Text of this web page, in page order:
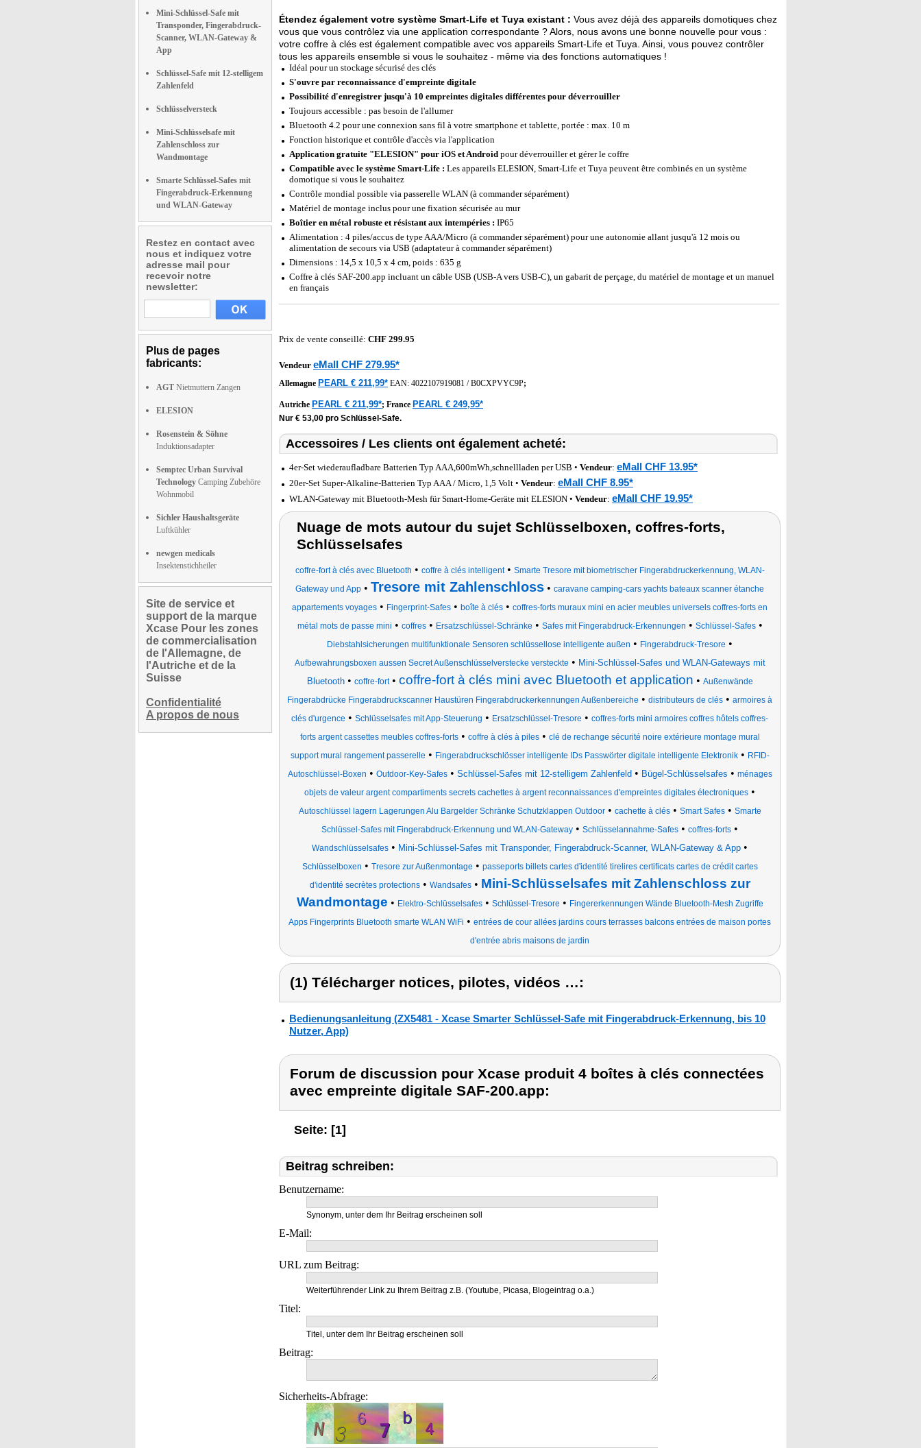
Mini-Schlüssel-Safe mit
Transponder, Fingerabdruck-
Scanner, WLAN-Gateway &
App
Schlüssel-Safe mit 12-stelligem
Zahlenfeld
Schlüsselversteck
Mini-Schlüsselsafe mit
Zahlenschloss zur
Wandmontage
Smarte Schlüssel-Safes mit
Fingerabdruck-Erkennung
und WLAN-Gateway
Restez en contact avec
nous et indiquez votre
adresse mail pour
recevoir notre
newsletter:
Plus de pages
fabricants:
AGT Nietmuttern Zangen
ELESION
Rosenstein & Söhne
Induktionsadapter
Semptec Urban Survival
Technology Camping Zubehöre
Wohnmobil
Sichler Haushaltsgeräte
Luftkühler
newgen medicals
Insektenstichheiler
Site de service et
support de la marque
Xcase Pour les zones
de commercialisation
de l'Allemagne, de
l'Autriche et de la
Suisse
Confidentialité
A propos de nous
Étendez également votre système Smart-Life et Tuya existant : Vous avez déjà des appareils domotiques chez
vous que vous contrôlez via une application correspondante ? Alors, nous avons une bonne nouvelle pour vous :
votre coffre à clés est également compatible avec vos appareils Smart-Life et Tuya. Ainsi, vous pouvez contrôler
tous les appareils ensemble si vous le souhaitez - même via des fonctions automatiques !
Idéal pour un stockage sécurisé des clés
S'ouvre par reconnaissance d'empreinte digitale
Possibilité d'enregistrer jusqu'à 10 empreintes digitales différentes pour déverrouiller
Toujours accessible : pas besoin de l'allumer
Bluetooth 4.2 pour une connexion sans fil à votre smartphone et tablette, portée : max. 10 m
Fonction historique et contrôle d'accès via l'application
Application gratuite "ELESION" pour iOS et Android pour déverrouiller et gérer le coffre
Compatible avec le système Smart-Life : Les appareils ELESION, Smart-Life et Tuya peuvent être combinés en un système
domotique si vous le souhaitez
Contrôle mondial possible via passerelle WLAN (à commander séparément)
Matériel de montage inclus pour une fixation sécurisée au mur
Boîtier en métal robuste et résistant aux intempéries : IP65
Alimentation : 4 piles/accus de type AAA/Micro (à commander séparément) pour une autonomie allant jusqu'à 12 mois ou
alimentation de secours via USB (adaptateur à commander séparément)
Dimensions : 14,5 x 10,5 x 4 cm, poids : 635 g
Coffre à clés SAF-200.app incluant un câble USB (USB-A vers USB-C), un gabarit de perçage, du matériel de montage et un manuel
en français
Prix de vente conseillé: CHF 299.95
Vendeur eMall CHF 279.95*
Allemagne PEARL € 211,99* EAN: 4022107919081 /B0CXPVYC9P;
Autriche PEARL € 211,99*; France PEARL € 249,95*
Nur € 53,00 pro Schlüssel-Safe.
Accessoires / Les clients ont également acheté:
4er-Set wiederaufladbare Batterien Typ AAA,600mWh,schnellladen per USB • Vendeur: eMall CHF 13.95*
20er-Set Super-Alkaline-Batterien Typ AAA / Micro, 1,5 Volt • Vendeur: eMall CHF 8.95*
WLAN-Gateway mit Bluetooth-Mesh für Smart-Home-Geräte mit ELESION • Vendeur: eMall CHF 19.95*
Nuage de mots autour du sujet Schlüsselboxen, coffres-forts,
Schlüsselsafes
coffre-fort à clés avec Bluetooth • coffre à clés intelligent• Smarte Tresore mit biometrischer Fingerabdruckerkennung, WLAN-
Gateway und App • Tresore mit Zahlenschloss • caravane camping-cars yachts bateaux scanner étanche
appartements voyages • Fingerprint-Safes • boîte à clés • coffres-forts muraux mini en acier meubles universels coffres-forts en
métal mots de passe mini • coffres• Ersatzschlüssel-Schränke • Safes mit Fingerabdruck-Erkennungen • Schlüssel-Safes•
Diebstahlsicherungen multifunktionale Sensoren schlüssellose intelligente außen • Fingerabdruck-Tresore •
Aufbewahrungsboxen aussen Secret Außenschlüsselverstecke versteckte • Mini-Schlüssel-Safes und WLAN-Gateways mit
Bluetooth• coffre-fort• coffre-fort à clés mini avec Bluetooth et application • Außenwände
Fingerabdrücke Fingerabdruckscanner Haustüren Fingerabdruckerkennungen Außenbereiche • distributeurs de clés • armoires à
clés d'urgence • Schlüsselsafes mit App-Steuerung • Ersatzschlüssel-Tresore • coffres-forts mini armoires coffres hôtels coffres-
forts argent cassettes meubles coffres-forts• coffre à clés à piles• clé de rechange sécurité noire extérieure montage mural
support mural rangement passerelle • Fingerabdruckschlösser intelligente IDs Passwörter digitale intelligente Elektronik• RFID-
Autoschlüssel-Boxen • Outdoor-Key-Safes• Schlüssel-Safes mit 12-stelligem Zahlenfeld• Bügel-Schlüsselsafes • ménages
objets de valeur argent compartiments secrets cachettes à argent reconnaissances d'empreintes digitales électroniques •
Autoschlüssel lagern Lagerungen Alu Bargelder Schränke Schutzklappen Outdoor• cachette à clés• Smart Safes• Smarte
Schlüssel-Safes mit Fingerabdruck-Erkennung und WLAN-Gateway • Schlüsselannahme-Safes • coffres-forts •
Wandschlüsselsafes • Mini-Schlüssel-Safes mit Transponder, Fingerabdruck-Scanner, WLAN-Gateway & App •
Schlüsselboxen • Tresore zur Außenmontage • passeports billets cartes d'identité tirelires certificats cartes de crédit cartes
d'identité secrètes protections• Wandsafes• Mini-Schlüsselsafes mit Zahlenschloss zur
Wandmontage • Elektro-Schlüsselsafes• Schlüssel-Tresore • Fingererkennungen Wände Bluetooth-Mesh Zugriffe
Apps Fingerprints Bluetooth smarte WLAN WiFi • entrées de cour allées jardins cours terrasses balcons entrées de maison portes
d'entrée abris maisons de jardin
(1) Télécharger notices, pilotes, vidéos …:
Bedienungsanleitung (ZX5481 - Xcase Smarter Schlüssel-Safe mit Fingerabdruck-Erkennung, bis 10
Nutzer, App)
Forum de discussion pour Xcase produit 4 boîtes à clés connectées
avec empreinte digitale SAF-200.app:
Seite: [1]
Beitrag schreiben:
Benutzername:
Synonym, unter dem Ihr Beitrag erscheinen soll
E-Mail:
URL zum Beitrag:
Weiterführender Link zu Ihrem Beitrag z.B. (Youtube, Picasa, Blogeintrag o.a.)
Titel:
Titel, unter dem Ihr Beitrag erscheinen soll
Beitrag:
Sicherheits-Abfrage: